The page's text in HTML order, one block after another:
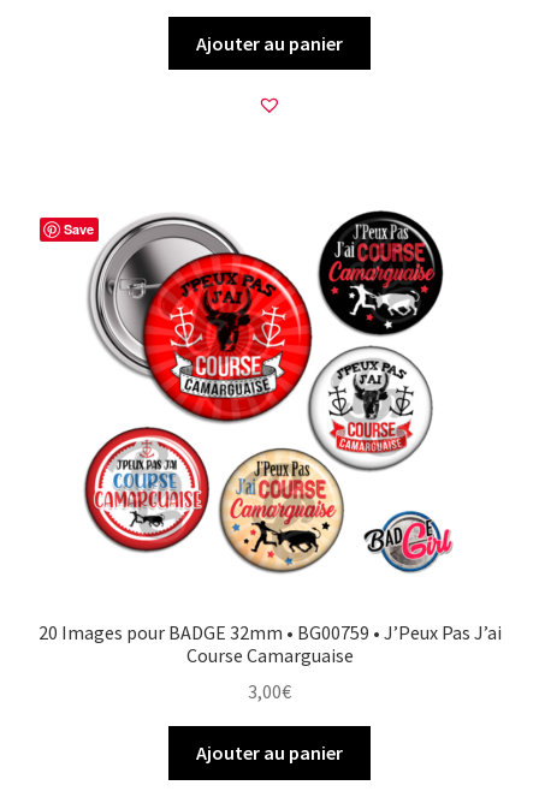
Ajouter au panier
Save
20 Images pour BADGE 32mm • BG00759 • J’Peux Pas J’ai
Course Camarguaise
3,00€
Ajouter au panier